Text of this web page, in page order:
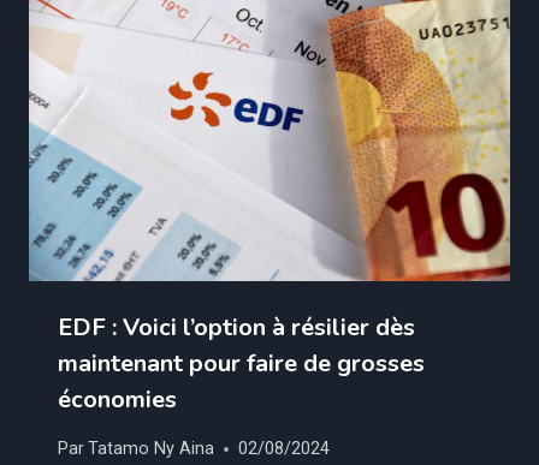
EDF : Voici l’option à résilier dès
maintenant pour faire de grosses
économies
ParTatamo Ny Aina 02/08/2024